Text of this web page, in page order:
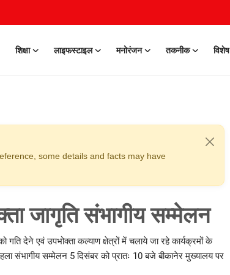
शिक्षा लाइफस्टाइल मनोरंजन तकनीक विशेष
some details and facts may have
जागृति संभागीय सम्मेलन
देने एवं उपभोक्ता कल्याण क्षेत्रों में चलाये जा रहे कार्यक्रमों के
संभागीय सम्मेलन 5 दिसंबर को प्रातः 10 बजे बीकानेर मुख्यालय पर